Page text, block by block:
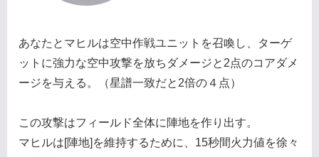
あなたとマヒルは空中作戦ユニットを召喚し、ターゲ
ットに強力な空中攻撃を放ちダメージと2点のコアダメ
ージを与える。（星譜一致だと2倍の４点）
この攻撃はフィールド全体に陣地を作り出す。
マヒルは[陣地]を維持するために、15秒間火力値を徐々